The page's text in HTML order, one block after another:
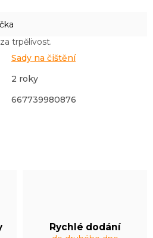
Rychlé dodání
trpělivost.
Sady na čištění
2 roky
667739980876